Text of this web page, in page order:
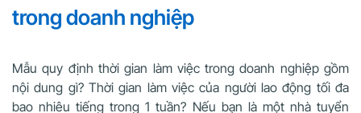
trong doanh nghiệp
Mẫu quy định thời gian làm việc trong doanh nghiệp gồm
nội dung gì? Thời gian làm việc của người lao động tối đa
bao nhiêu tiếng trong 1 tuần? Nếu bạn là một nhà tuyển